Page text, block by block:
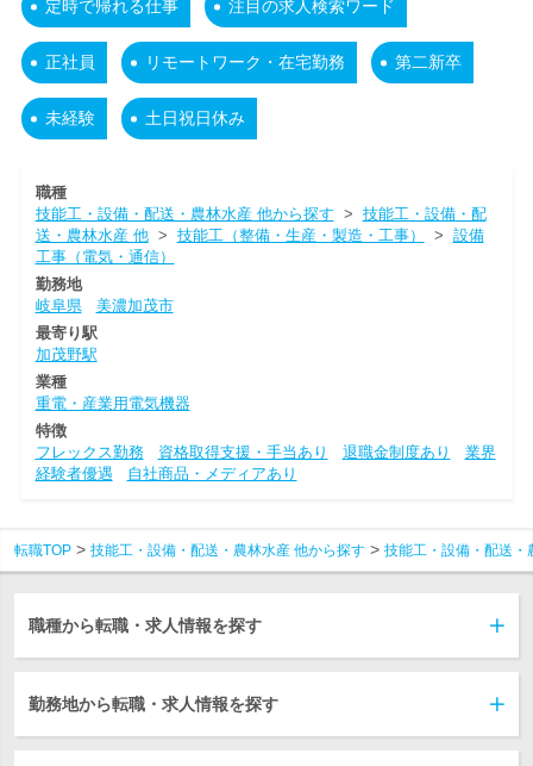
定時で帰れる仕事 注目の求人検索ワード
正社員 リモートワーク・在宅勤務 第二新卒
未経験 土日祝日休み
職種
技能工・設備・配送・農林水産 他から探す > 技能工・設備・配
送・農林水産 他> 技能工（整備・生産・製造・工事） > 設備
工事（電気・通信）
勤務地
岐阜県
美濃加茂市
最寄り駅
加茂野駅
業種
重電・産業用電気機器
特徴
フレックス勤務
資格取得支援・手当あり 退職金制度あり
業界
経験者優遇
自社商品・メディアあり
転職TOP 技能工・設備・配送・農林水産 他から探す 技能工・設備・配送・
職種から転職・求人情報を探す
勤務地から転職・求人情報を探す